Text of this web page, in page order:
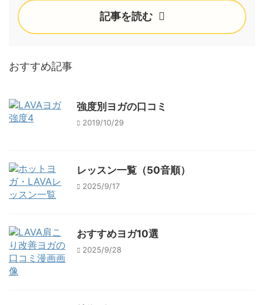
記事を読む
おすすめ記事
強度別ヨガの口コミ
2019/10/29
レッスン一覧（50音順）
2025/9/17
おすすめヨガ10選
2025/9/28